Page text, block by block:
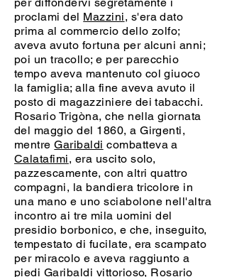
proclami del Mazzini, s'era dato
prima al commercio dello zolfo;
aveva avuto fortuna per alcuni anni;
poi un tracollo; e per parecchio
tempo aveva mantenuto col giuoco
la famiglia; alla fine aveva avuto il
posto di magazziniere dei tabacchi.
Rosario Trigòna, che nella giornata
del maggio del 1860, a Girgenti,
mentreGaribaldi combatteva a
Calatafimi, era uscito solo,
pazzescamente, con altri quattro
compagni, la bandiera tricolore in
una mano e uno sciabolone nell'altra
incontro ai tre mila uomini del
presidio borbonico, e che, inseguito,
tempestato di fucilate, era scampato
per miracolo e aveva raggiunto a
piedi Garibaldi vittorioso, Rosario